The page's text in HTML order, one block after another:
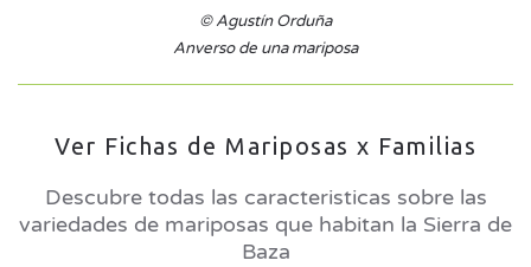
© Agustín Orduña
Anverso de una mariposa
Ver Fichas de Mariposas x Familias
Descubre todas las caracteristicas sobre las
variedades de mariposas que habitan la Sierra de
Baza